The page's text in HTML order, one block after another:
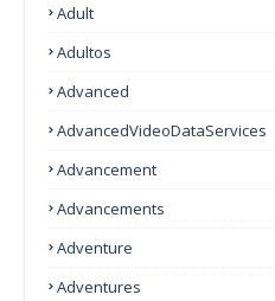
Adult
Adultos
Advanced
AdvancedVideoDataServices
Advancement
Advancements
Adventure
Adventures